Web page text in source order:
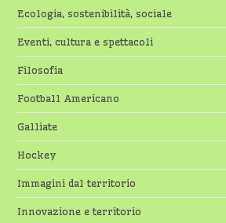
Ecologia, sostenibilità, sociale
Eventi, cultura e spettacoli
Filosofia
Football Americano
Galliate
Hockey
Immagini dal territorio
Innovazione e territorio